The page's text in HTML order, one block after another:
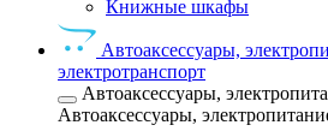
Книжные шкафы
Автоаксессуары,
электротранспорт
Автоаксессуары,
Автоаксессуары,